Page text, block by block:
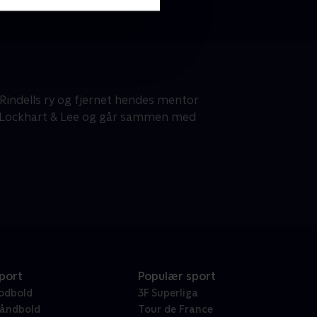
ry og fjernet hendes mentor
& Lee og går sammen med
Populær sport
3F Superliga
Tour de France